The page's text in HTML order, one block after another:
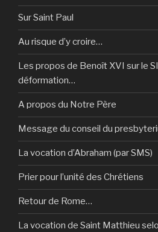
Sur Saint Paul
Au risque d’y croire…
Les propos de Benoît XVI sur le
déformation…
A propos du Notre Père
Message du conseil du
La vocation d’Abraham (par SMS)
Prier pour l’unité des Chrétiens
Retour de Rome…
La vocation de Saint Matthieu